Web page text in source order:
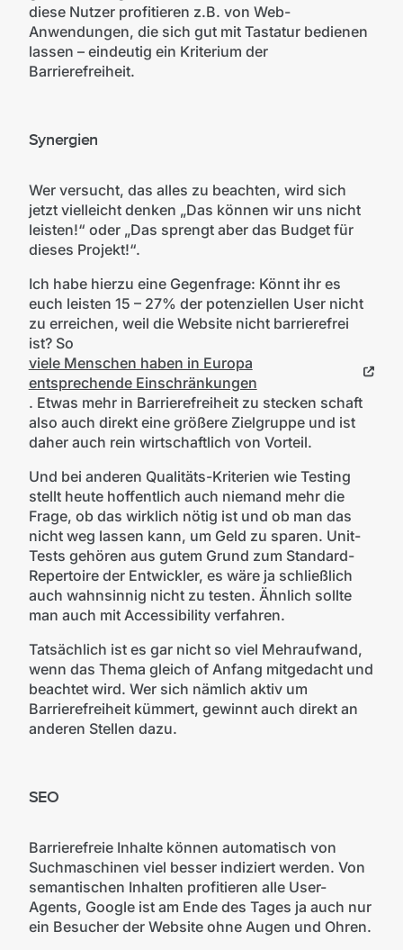
diese Nutzer profitieren z.B. von Web-
Anwendungen, die sich gut mit Tastatur bedienen
lassen – eindeutig ein Kriterium der
Barrierefreiheit.
Synergien
Wer versucht, das alles zu beachten, wird sich
jetzt vielleicht denken „Das können wir uns nicht
leisten!“ oder „Das sprengt aber das Budget für
dieses Projekt!“.
Ich habe hierzu eine Gegenfrage: Könnt ihr es
euch leisten 15 – 27% der potenziellen User nicht
zu erreichen, weil die Website nicht barrierefrei
ist? So
viele Menschen haben in Europa
entsprechende Einschränkungen
. Etwas mehr in Barrierefreiheit zu stecken schaft
also auch direkt eine größere Zielgruppe und ist
daher auch rein wirtschaftlich von Vorteil.
Und bei anderen Qualitäts-Kriterien wie Testing
stellt heute hoffentlich auch niemand mehr die
Frage, ob das wirklich nötig ist und ob man das
nicht weg lassen kann, um Geld zu sparen. Unit-
Tests gehören aus gutem Grund zum Standard-
Repertoire der Entwickler, es wäre ja schließlich
auch wahnsinnig nicht zu testen. Ähnlich sollte
man auch mit Accessibility verfahren.
Tatsächlich ist es gar nicht so viel Mehraufwand,
wenn das Thema gleich of Anfang mitgedacht und
beachtet wird. Wer sich nämlich aktiv um
Barrierefreiheit kümmert, gewinnt auch direkt an
anderen Stellen dazu.
SEO
Barrierefreie Inhalte können automatisch von
Suchmaschinen viel besser indiziert werden. Von
semantischen Inhalten profitieren alle User-
Agents, Google ist am Ende des Tages ja auch nur
ein Besucher der Website ohne Augen und Ohren.